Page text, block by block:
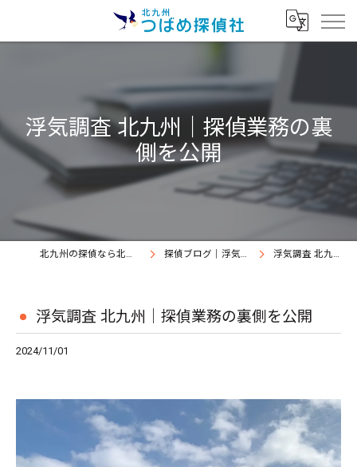
浮気調査 北九州｜探偵業務の裏
側を公開
北九州の探偵なら北九州つばめ探偵社｜証拠満載提出継続中 探偵ブログ｜浮気調査北九州、北九州つばめ探偵社 浮気調査 北九州｜探偵業務の裏側を公開
浮気調査 北九州｜探偵業務の裏側を公開
2024/11/01